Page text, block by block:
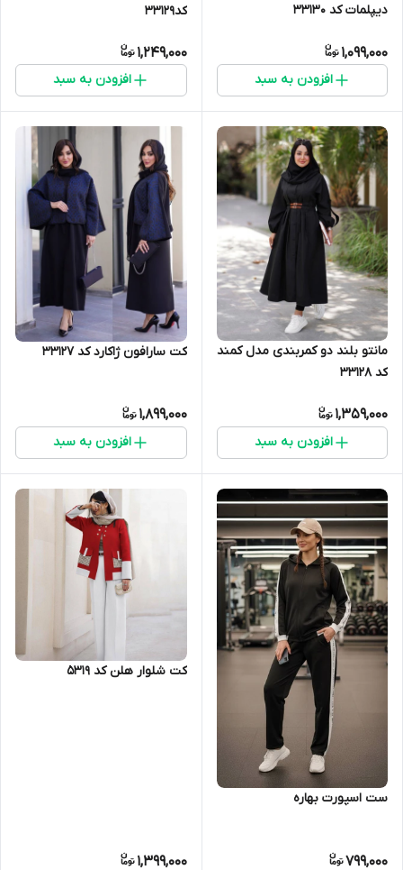
دیپلمات کد 33130
1,099,000
افزودن به سبد
کد33129
1,249,000
افزودن به سبد
مانتو بلند دو کمربندی مدل کمند
کد 33128
1,359,000
افزودن به سبد
کت سارافون ژاکارد کد 33127
1,899,000
افزودن به سبد
ست اسپورت بهاره
799,000
کت شلوار هلن کد 5319
1,399,000